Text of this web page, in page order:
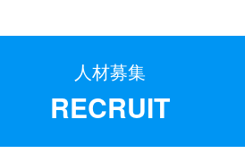
人材募集
RECRUIT